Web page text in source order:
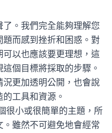
。我們完全能夠理解您
而感到挫折和困惑。對
以也應該要更理想，這
個目標將採取的步驟。
更加透明公開，也會說
工具和資源。
很小或很簡單的主題，所
雖然不可避免地會經常